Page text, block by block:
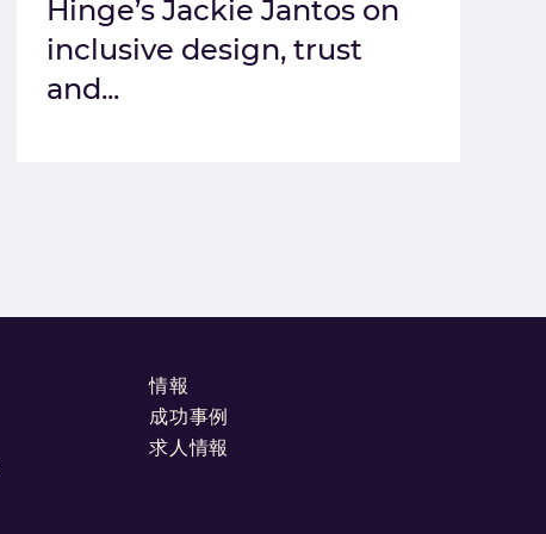
Hinge’s Jackie Jantos on
inclusive design, trust
and...
情報
成功事例
求人情報